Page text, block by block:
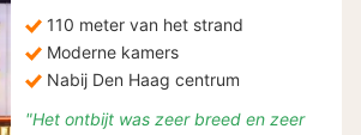
110 meter van het strand
Moderne kamers
Nabij Den Haag centrum
"Het ontbijt was zeer breed en zeer